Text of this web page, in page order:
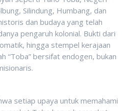
Silindung, Humbang, dan
dan budaya yang telah
pengaruh kolonial. Bukti dari
hingga stempel kerajaan
“Toba” bersifat endogen, bukan
setiap upaya untuk memahami